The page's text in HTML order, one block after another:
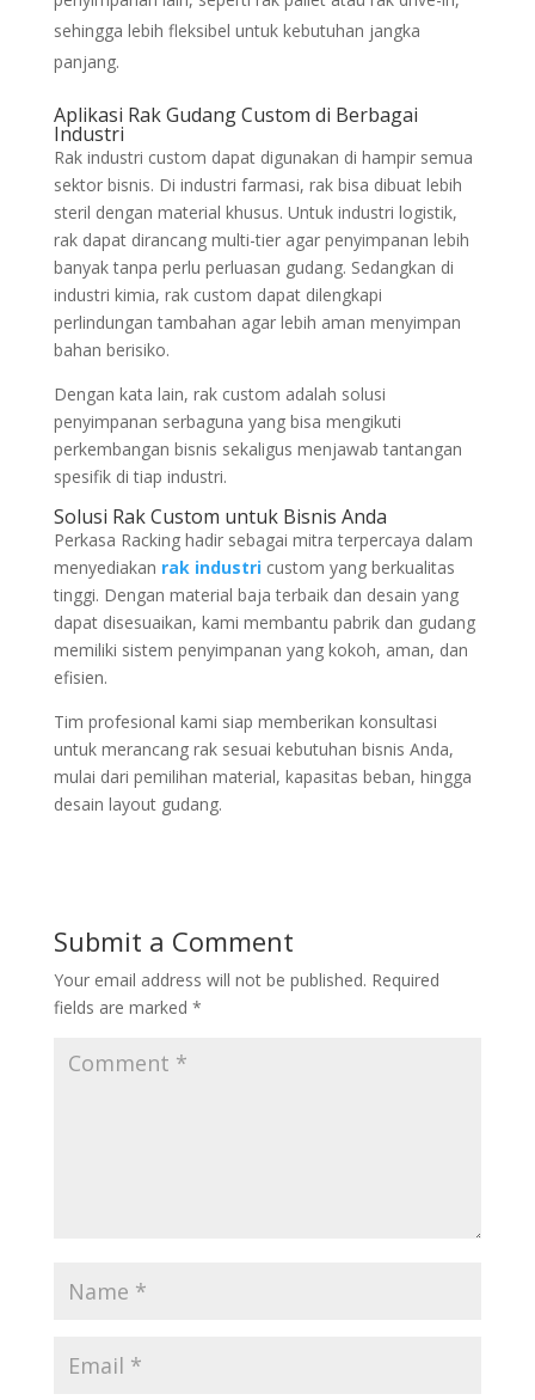
sehingga lebih fleksibel untuk kebutuhan jangka
panjang.
Aplikasi Rak Gudang Custom di Berbagai
Industri
Rak industri custom dapat digunakan di hampir semua
sektor bisnis. Di industri farmasi, rak bisa dibuat lebih
steril dengan material khusus. Untuk industri logistik,
rak dapat dirancang multi-tier agar penyimpanan lebih
banyak tanpa perlu perluasan gudang. Sedangkan di
industri kimia, rak custom dapat dilengkapi
perlindungan tambahan agar lebih aman menyimpan
bahan berisiko.
Dengan kata lain, rak custom adalah solusi
penyimpanan serbaguna yang bisa mengikuti
perkembangan bisnis sekaligus menjawab tantangan
spesifik di tiap industri.
Solusi Rak Custom untuk Bisnis Anda
Perkasa Racking hadir sebagai mitra terpercaya dalam
menyediakan rak industricustom yang berkualitas
tinggi. Dengan material baja terbaik dan desain yang
dapat disesuaikan, kami membantu pabrik dan gudang
memiliki sistem penyimpanan yang kokoh, aman, dan
efisien.
Tim profesional kami siap memberikan konsultasi
untuk merancang rak sesuai kebutuhan bisnis Anda,
mulai dari pemilihan material, kapasitas beban, hingga
desain layout gudang.
Submit a Comment
Your email address will not be published. Required
fields are marked *